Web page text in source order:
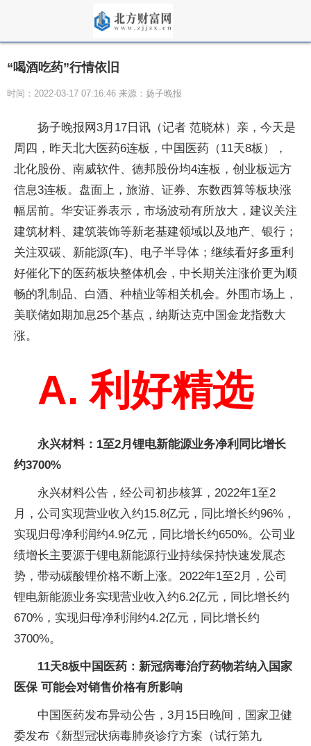
“喝酒吃药”行情依旧
时间：2022-03-17 07:16:46 来源：扬子晚报
扬子晚报网3月17日讯（记者 范晓林）亲，今天是
周四，昨天北大医药6连板，中国医药（11天8板），
北化股份、南威软件、德邦股份均4连板，创业板远方
信息3连板。盘面上，旅游、证券、东数西算等板块涨
幅居前。华安证券表示，市场波动有所放大，建议关注
建筑材料、建筑装饰等新老基建领域以及地产、银行；
关注双碳、新能源(车)、电子半导体；继续看好多重利
好催化下的医药板块整体机会，中长期关注涨价更为顺
畅的乳制品、白酒、种植业等相关机会。外围市场上，
美联储如期加息25个基点，纳斯达克中国金龙指数大
涨。
A. 利好精选
永兴材料：1至2月锂电新能源业务净利同比增长
约3700%
永兴材料公告，经公司初步核算，2022年1至2
月，公司实现营业收入约15.8亿元，同比增长约96%，
实现归母净利润约4.9亿元，同比增长约650%。公司业
绩增长主要源于锂电新能源行业持续保持快速发展态
势，带动碳酸锂价格不断上涨。2022年1至2月，公司
锂电新能源业务实现营业收入约6.2亿元，同比增长约
670%，实现归母净利润约4.2亿元，同比增长约
3700%。
11天8板中国医药：新冠病毒治疗药物若纳入国家
医保 可能会对销售价格有所影响
中国医药发布异动公告，3月15日晚间，国家卫健
委发布《新型冠状病毒肺炎诊疗方案（试行第九